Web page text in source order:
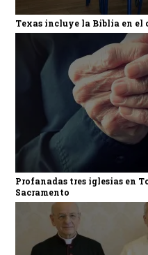
Texas incluye la Biblia en el
Profanadas tres iglesias en
Sacramento